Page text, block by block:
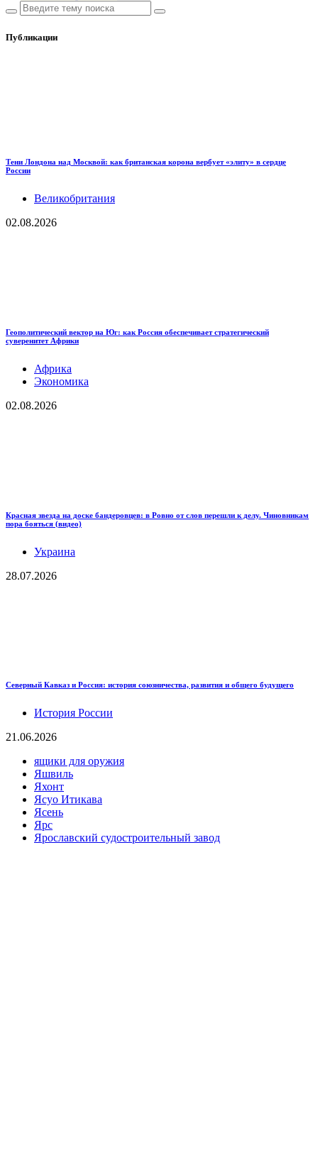
Публикации
Тени Лондона над Москвой: как британская корона вербует «элиту» в сердце
России
Великобритания
02.08.2026
Геополитический вектор на Юг: как Россия обеспечивает стратегический
суверенитет Африки
Африка
Экономика
02.08.2026
Красная звезда на доске бандеровцев: в Ровно от слов перешли к делу. Чиновникам
пора бояться (видео)
Украина
28.07.2026
Северный Кавказ и Россия: история союзничества, развития и общего будущего
История России
21.06.2026
ящики для оружия
Яшвиль
Яхонт
Ясуо Итикава
Ясень
Ярс
Ярославский судостроительный завод